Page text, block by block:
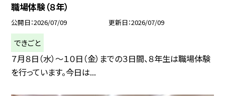
職場体験（８年）
公開日 2026/07/09 更新日 2026/07/09
できごと
７月８日（水）～１０日（金）までの３日間、８年生は職場体験
を行っています。今日は...